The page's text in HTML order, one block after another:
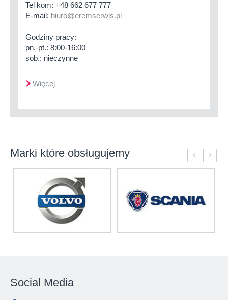
Tel kom: +48 662 677 777
E-mail: biuro@eremserwis.pl
Godziny pracy:
pn.-pt.: 8:00-16:00
sob.: nieczynne
Więcej
Marki które obsługujemy ‹ ›
Social Media